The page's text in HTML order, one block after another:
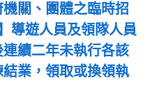
關、團體之臨時招
導遊人員及領隊人員
續二年未執行各該
業，領取或換領執